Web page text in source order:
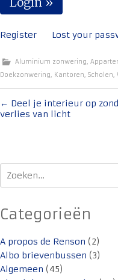
Register Lost your
Aluminium zonwering,
Doekzonwering, Kantoren, Scholen,
Bericht
navigatie
← Deel je interieur op
verlies van licht
Zoeken
naar:
Categorieën
A propos de Renson (2)
Albo brievenbussen (3)
Algemeen (45)